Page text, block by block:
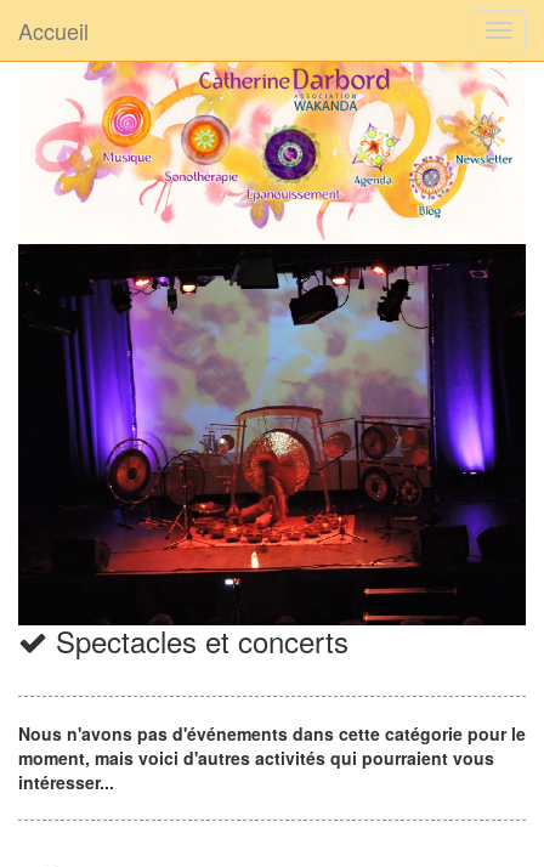
Accueil
Spectacles et concerts
Nous n'avons pas d'événements dans cette catégorie pour le
moment, mais voici d'autres activités qui pourraient vous
intéresser...